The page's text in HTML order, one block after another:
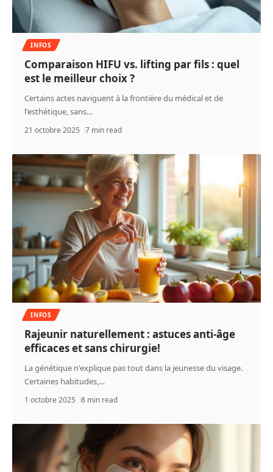
INFOS
Comparaison HIFU vs. lifting par fils : quel
est le meilleur choix ?
Certains actes naviguent à la frontière du médical et de
l'esthétique, sans…
21 octobre 2025 7 min read
INFOS
Rajeunir naturellement : astuces anti-âge
efficaces et sans chirurgie!
La génétique n'explique pas tout dans la jeunesse du visage.
Certaines habitudes,…
1 octobre 2025 8 min read